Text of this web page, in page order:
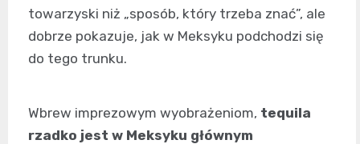
towarzyski niż „sposób, który trzeba znać”, ale
dobrze pokazuje, jak w Meksyku podchodzi się
do tego trunku.
Wbrew imprezowym wyobrażeniom, tequila
rzadko jest w Meksyku głównym